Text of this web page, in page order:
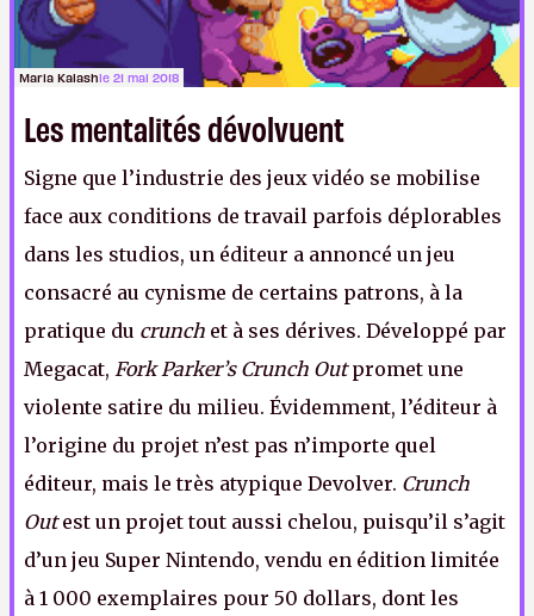
Maria Kalashle 21 mai 2018
Les mentalités dévolvuent
Signe que l’industrie des jeux vidéo se mobilise
face aux conditions de travail parfois déplorables
dans les studios, un éditeur a annoncé un jeu
consacré au cynisme de certains patrons, à la
pratique du crunch et à ses dérives. Développé par
Megacat, Fork Parker’s Crunch Outpromet une
violente satire du milieu. Évidemment, l’éditeur à
l’origine du projet n’est pas n’importe quel
éditeur, mais le très atypique Devolver. Crunch
Outest un projet tout aussi chelou, puisqu’il s’agit
d’un jeu Super Nintendo, vendu en édition limitée
à 1 000 exemplaires pour 50 dollars, dont les